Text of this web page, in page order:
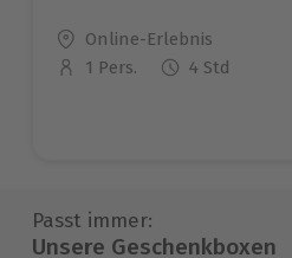
Standort
Online-Erlebnis
Anzahl der Teilnehmer
1 Pers. 4 Std
Passt immer:
Unsere Geschenkboxen